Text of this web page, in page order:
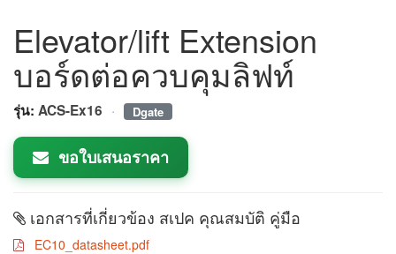
Elevator/lift Extension
บอร์ดต่อควบคุมลิฟท์
รุ่น: ACS-Ex16 · Dgate
ขอใบเสนอราคา
เอกสารที่เกี่ยวข้อง สเปค คุณสมบัติ คู่มือ
EC10_datasheet.pdf